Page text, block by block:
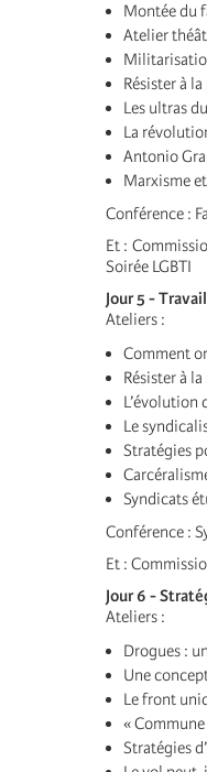
Montée du
Atelier
Résister à
Les ultras
La
Antonio
Marxisme
Conférence :
Et :
Soirée LGBTI
Jour 5 -
Ateliers :
Comment
Résister à
L’évolution
Le
Stratégies
Syndicats
Conférence :
Et :
Jour 6 -
Ateliers :
Drogues :
Une
Le front
«
Stratégies